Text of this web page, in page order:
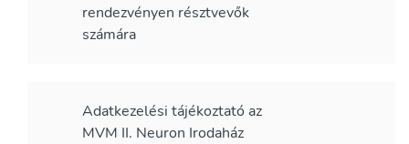
rendezvényen résztvevők
számára
Adatkezelési tájékoztató az
MVM II. Neuron Irodaház